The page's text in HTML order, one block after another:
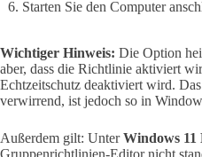
Starten Sie den Computer
Wichtiger Hinweis: Die Option
aber, dass die Richtlinie aktiviert
Echtzeitschutz deaktiviert wird.
verwirrend, ist jedoch so in
Außerdem gilt: UnterWindows 11
Gruppenrichtlinien-Editor nicht